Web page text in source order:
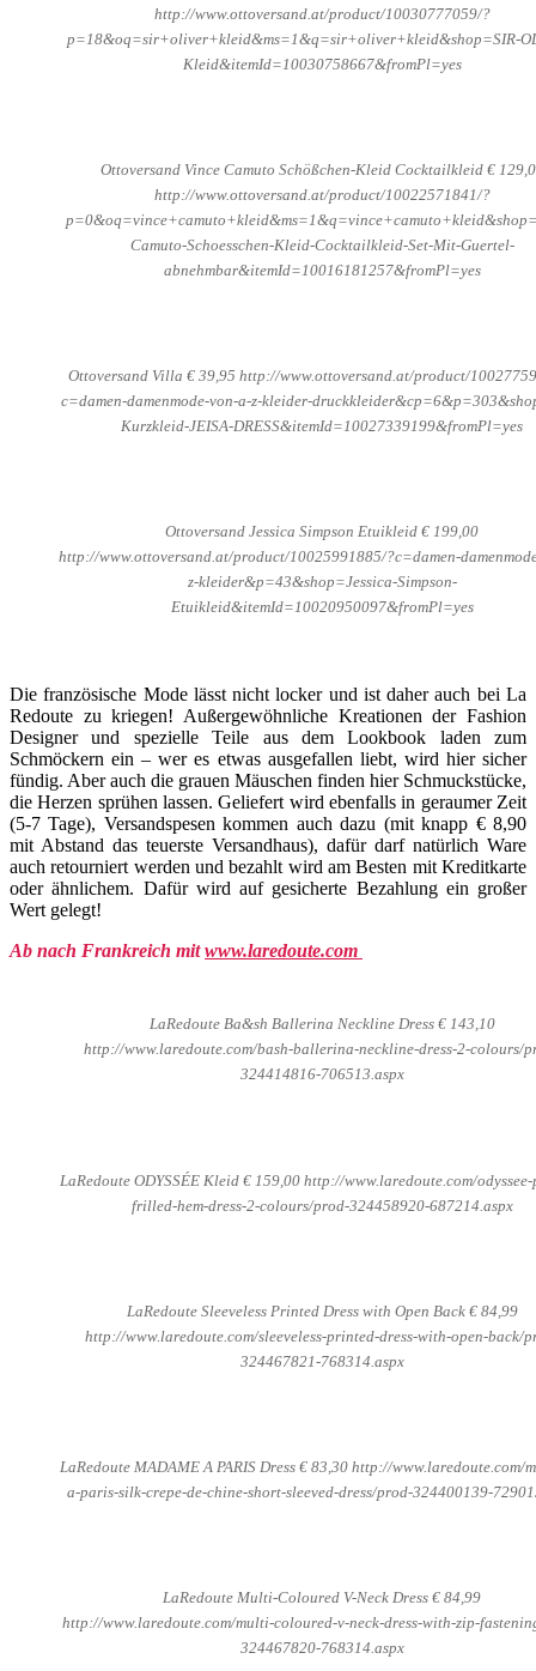
http://www.ottoversand.at/product/10030777059/?
p=18&oq=sir+oliver+kleid&ms=1&q=sir+oliver+kleid&shop=SIR-
Kleid&itemId=10030758667&fromPl=yes
Ottoversand Vince Camuto Schößchen-Kleid Cocktailkleid €
http://www.ottoversand.at/product/10022571841/?
Camuto-Schoesschen-Kleid-Cocktailkleid-Set-Mit-Guertel-
abnehmbar&itemId=10016181257&fromPl=yes
Ottoversand Villa € 39,95 http://www.ottoversand.at/product/
c=damen-damenmode-von-a-z-kleider-
Kurzkleid-JEISA-DRESS&itemId=10027339199&fromPl=yes
Ottoversand Jessica Simpson Etuikleid € 199,00
http://www.ottoversand.at/product/10025991885/?c=damen-
z-kleider&p=43&shop=Jessica-Simpson-
Etuikleid&itemId=10020950097&fromPl=yes
Die französische Mode lässt nicht locker und ist daher auch bei La
Redoute zu kriegen! Außergewöhnliche Kreationen der Fashion
Designer und spezielle Teile aus dem Lookbook laden zum
Schmöckern ein – wer es etwas ausgefallen liebt, wird hier sicher
fündig. Aber auch die grauen Mäuschen finden hier Schmuckstücke,
die Herzen sprühen lassen. Geliefert wird ebenfalls in geraumer Zeit
(5-7 Tage), Versandspesen kommen auch dazu (mit knapp € 8,90
mit Abstand das teuerste Versandhaus), dafür darf natürlich Ware
auch retourniert werden und bezahlt wird am Besten mit Kreditkarte
oder ähnlichem. Dafür wird auf gesicherte Bezahlung ein großer
Wert gelegt!
Ab nach Frankreich mitwww.laredoute.com
LaRedoute Ba&sh Ballerina Neckline Dress € 143,10
http://www.laredoute.com/bash-ballerina-neckline-dress-2-colours/
324414816-706513.aspx
LaRedoute ODYSSÉE Kleid € 159,00 http://www.laredoute.com/
frilled-hem-dress-2-colours/prod-324458920-687214.aspx
LaRedoute Sleeveless Printed Dress with Open Back € 84,99
http://www.laredoute.com/sleeveless-printed-dress-with-open-back/
324467821-768314.aspx
LaRedoute MADAME A PARIS Dress € 83,30 http://www.laredoute.com/
a-paris-silk-crepe-de-chine-short-sleeved-dress/prod-324400139-
LaRedoute Multi-Coloured V-Neck Dress € 84,99
http://www.laredoute.com/multi-coloured-v-neck-dress-with-zip-
324467820-768314.aspx